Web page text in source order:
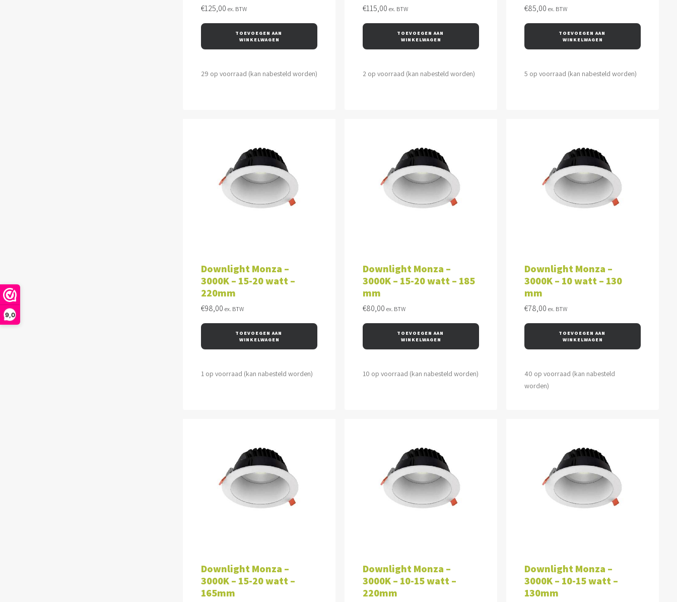
9,0
€125,00 ex. BTW
TOEVOEGEN AAN
WINKELWAGEN
29 op voorraad (kan nabesteld worden)
€115,00 ex. BTW
TOEVOEGEN AAN
WINKELWAGEN
2 op voorraad (kan nabesteld worden)
€85,00 ex. BTW
TOEVOEGEN AAN
WINKELWAGEN
5 op voorraad (kan nabesteld worden)
Downlight Monza –
3000K – 15-20 watt –
220mm
€98,00 ex. BTW
TOEVOEGEN AAN
WINKELWAGEN
1 op voorraad (kan nabesteld worden)
Downlight Monza –
3000K – 15-20 watt – 185
mm
€80,00 ex. BTW
TOEVOEGEN AAN
WINKELWAGEN
10 op voorraad (kan nabesteld worden)
Downlight Monza –
3000K – 10 watt – 130
mm
€78,00 ex. BTW
TOEVOEGEN AAN
WINKELWAGEN
40 op voorraad (kan nabesteld
worden)
Downlight Monza –
3000K – 15-20 watt –
165mm
Downlight Monza –
3000K – 10-15 watt –
220mm
Downlight Monza –
3000K – 10-15 watt –
130mm